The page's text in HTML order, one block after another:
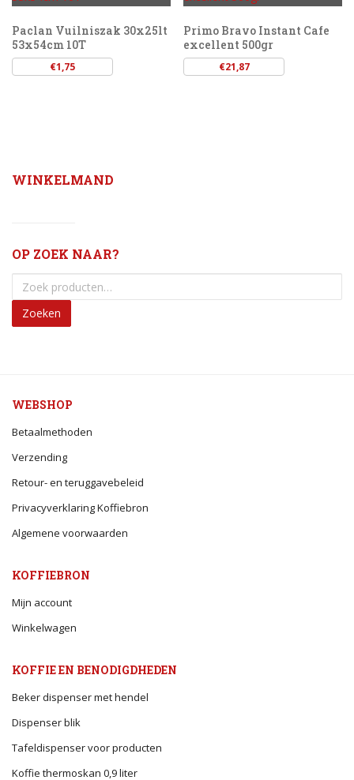
Paclan Vuilniszak 30x25lt
53x54cm 10T
€1,75
Primo Bravo Instant Cafe
excellent 500gr
€21,87
WINKELMAND
OP ZOEK NAAR?
Zoeken
WEBSHOP
Betaalmethoden
Verzending
Retour- en teruggavebeleid
Privacyverklaring Koffiebron
Algemene voorwaarden
KOFFIEBRON
Mijn account
Winkelwagen
KOFFIE EN BENODIGDHEDEN
Beker dispenser met hendel
Dispenser blik
Tafeldispenser voor producten
Koffie thermoskan 0,9 liter